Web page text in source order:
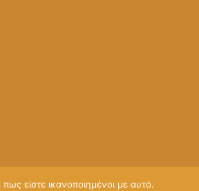
είστε ικανοποιημένοι με αυτό.